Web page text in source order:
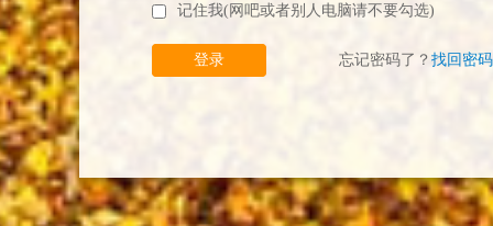
记住我(网吧或者别人电脑请不要勾选)
登录 忘记密码了？ 找回密码